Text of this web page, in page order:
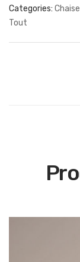
Categories:
Tout